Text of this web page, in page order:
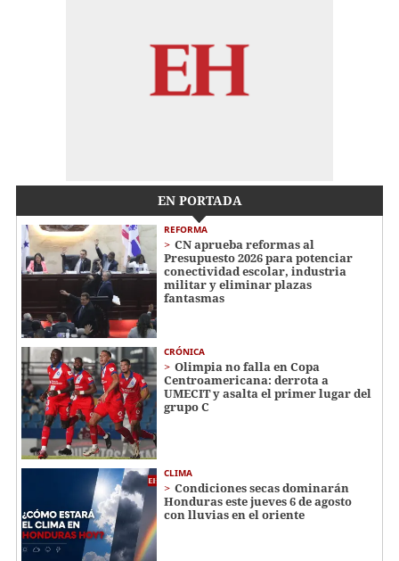
EN PORTADA
REFORMA
CN aprueba reformas al
Presupuesto 2026 para potenciar
conectividad escolar, industria
militar y eliminar plazas
fantasmas
CRÓNICA
Olimpia no falla en Copa
Centroamericana: derrota a
UMECIT y asalta el primer lugar del
grupo C
CLIMA
Condiciones secas dominarán
Honduras este jueves 6 de agosto
con lluvias en el oriente